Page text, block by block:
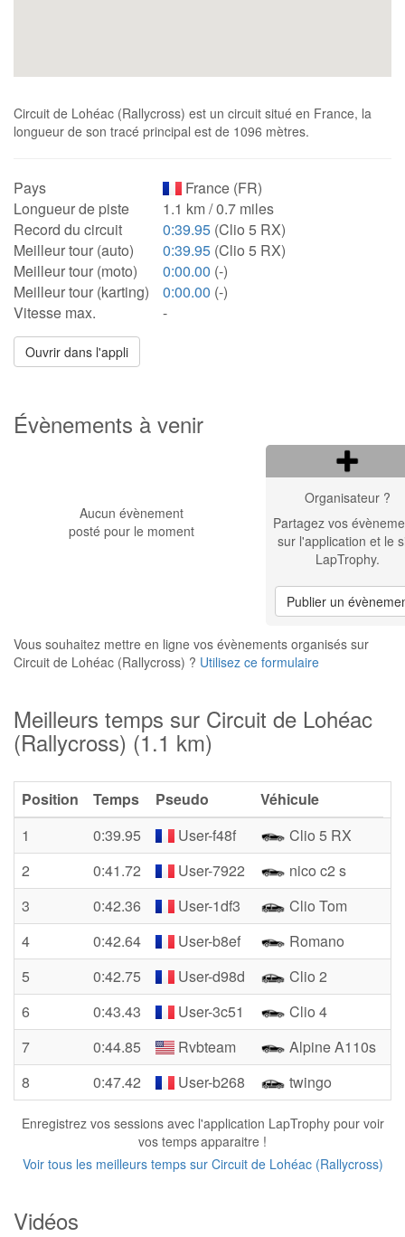
Circuit de Lohéac (Rallycross) est un circuit situé en France, la
longueur de son tracé principal est de 1096 mètres.
Pays
France (FR)
Longueur de piste
1.1 km / 0.7 miles
Record du circuit
0:39.95 (Clio 5 RX)
Meilleur tour (auto)
0:39.95 (Clio 5 RX)
Meilleur tour (moto)
0:00.00 (-)
Meilleur tour (karting)
0:00.00 (-)
Vitesse max.
-
Ouvrir dans l'appli
Évènements à venir
Aucun évènement
posté pour le moment
Organisateur ?
Partagez vos
sur l'application et le
LapTrophy.
Publier un
Vous souhaitez mettre en ligne vos évènements organisés sur
Circuit de Lohéac (Rallycross) ? Utilisez ce formulaire
Meilleurs temps sur Circuit de Lohéac
(Rallycross) (1.1 km)
Position Temps Pseudo
Véhicule
1
0:39.95 User-f48f
Clio 5 RX
2
0:41.72 User-7922
nico c2 s
3
0:42.36 User-1df3
Clio Tom
4
0:42.64 User-b8ef
Romano
5
0:42.75 User-d98d
Clio 2
6
0:43.43 User-3c51
Clio 4
7
0:44.85 Rvbteam
Alpine A110s
8
0:47.42 User-b268 twingo
Enregistrez vos sessions avec l'application LapTrophy pour voir
vos temps apparaitre !
Voir tous les meilleurs temps sur Circuit de Lohéac (Rallycross)
Vidéos